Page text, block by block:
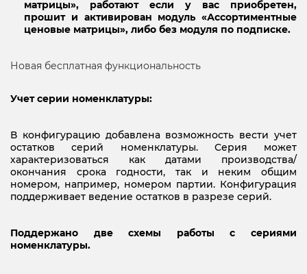
матрицы», работают если у вас приобретен,
прошит и активирован модуль «Ассортиментные
ценовые матрицы», либо без модуля по подписке.
Новая бесплатная функциональность
Учет серии номенклатуры:
В конфигурацию добавлена возможность вести учет
остатков серий номенклатуры. Серия может
характеризоваться как датами производства/
окончания срока годности, так и неким общим
номером, например, номером партии. Конфигурация
поддерживает ведение остатков в разрезе серий.
Поддержано две схемы работы с сериями
номенклатуры.